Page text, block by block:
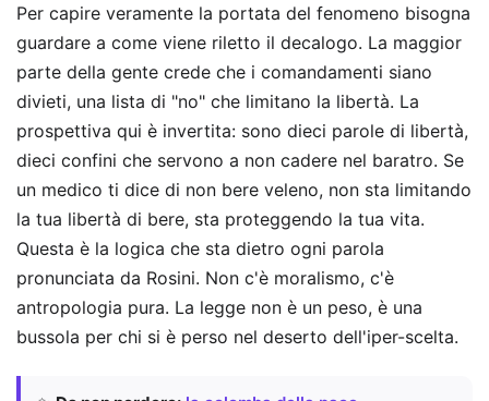
Per capire veramente la portata del fenomeno bisogna
guardare a come viene riletto il decalogo. La maggior
parte della gente crede che i comandamenti siano
divieti, una lista di "no" che limitano la libertà. La
prospettiva qui è invertita: sono dieci parole di libertà,
dieci confini che servono a non cadere nel baratro. Se
un medico ti dice di non bere veleno, non sta limitando
la tua libertà di bere, sta proteggendo la tua vita.
Questa è la logica che sta dietro ogni parola
pronunciata da Rosini. Non c'è moralismo, c'è
antropologia pura. La legge non è un peso, è una
bussola per chi si è perso nel deserto dell'iper-scelta.